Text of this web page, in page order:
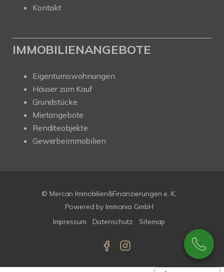
Kontakt
IMMOBILIENANGEBOTE
Eigentumswohnungen
Häuser zum Kauf
Grundstücke
Mietangebote
Renditeobjekte
Gewerbeimmobilien
© Mercan Immobilien&Finanzierungen e. K.
Powered by Immonia GmbH
Impressum
Datenschutz Sitemap